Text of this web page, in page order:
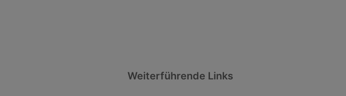
Weiterführende Links